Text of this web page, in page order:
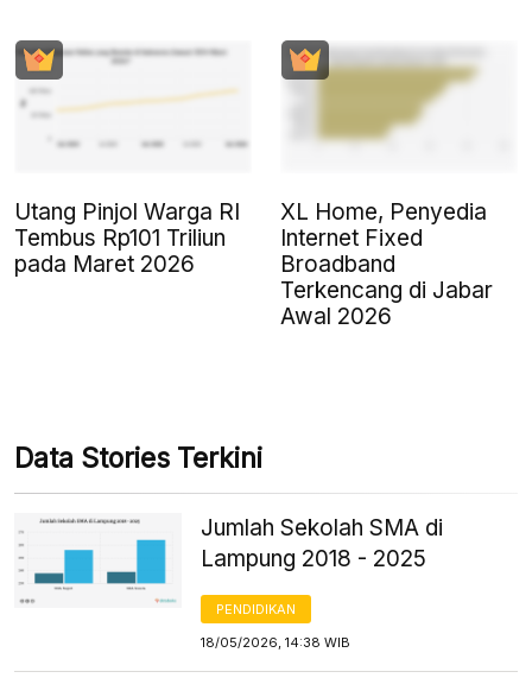
Utang Pinjol Warga RI
Tembus Rp101 Triliun
pada Maret 2026
XL Home, Penyedia
Internet Fixed
Broadband
Terkencang di Jabar
Awal 2026
Data Stories Terkini
Jumlah Sekolah SMA di
Lampung 2018 - 2025
PENDIDIKAN
18/05/2026, 14:38 WIB